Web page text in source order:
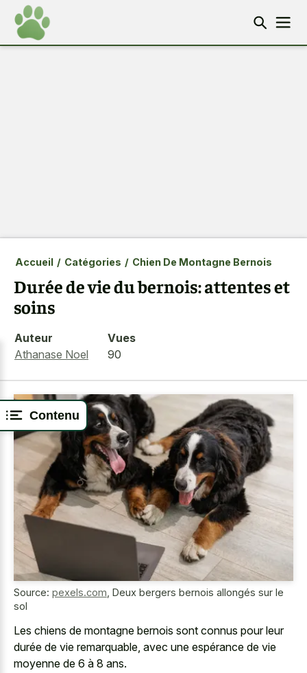
Contenu
Accueil / Catégories / Chien De Montagne Bernois
Durée de vie du bernois: attentes et
soins
Auteur
Athanase Noel
Vues
90
Source: pexels.com Deux bergers bernois allongés sur le
sol
Les chiens de montagne bernois sont connus pour leur
durée de vie remarquable, avec une espérance de vie
moyenne de 6 à 8 ans.